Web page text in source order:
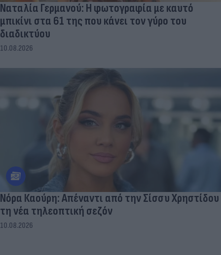
Ναταλία Γερμανού: Η φωτογραφία με καυτό
μπικίνι στα 61 της που κάνει τον γύρο του
διαδικτύου
10.08.2026
Νόρα Καούρη: Απέναντι από την Σίσσυ Χρηστίδου
τη νέα τηλεοπτική σεζόν
10.08.2026